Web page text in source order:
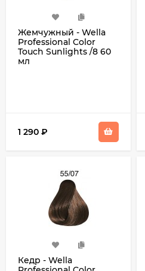
Жемчужный - Wella
Professional Color
Touch Sunlights /8 60
мл
1 290 ₽
Кедр - Wella